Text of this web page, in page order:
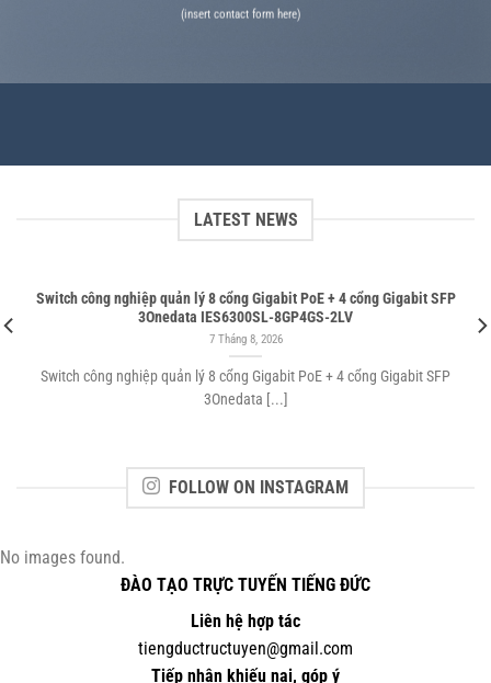
(insert contact form here)
LATEST NEWS
Switch công nghiệp quản lý 8 cổng Gigabit PoE + 4 cổng Gigabit SFP
3Onedata IES6300SL-8GP4GS-2LV
7 Tháng 8, 2026
Switch công nghiệp quản lý 8 cổng Gigabit PoE + 4 cổng Gigabit SFP
3Onedata [...]
FOLLOW ON INSTAGRAM
No images found.
ĐÀO TẠO TRỰC TUYẾN TIẾNG ĐỨC
Liên hệ hợp tác
tiengductructuyen@gmail.com
Tiếp nhận khiếu nại, góp ý